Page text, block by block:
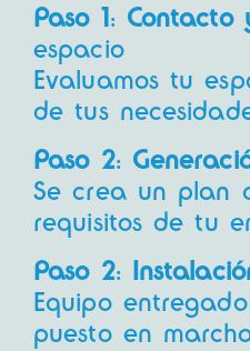
Paso 1: Contacto
espacio
Evaluamos tu
de tus
Paso 2:
Se crea un plan
requisitos de tu
Paso 2:
Equipo
puesto en